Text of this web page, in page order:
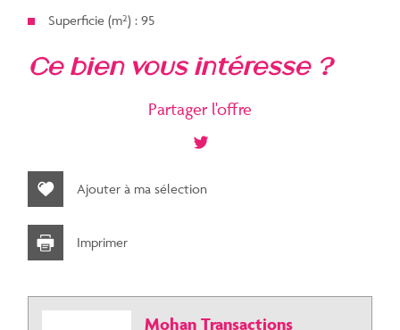
Superficie (m²) : 95
la ville de saint-lô (50000)
ce bien vous intéresse ?
Partager l'offre
Ajouter à ma sélection
Imprimer
Mohan Transactions